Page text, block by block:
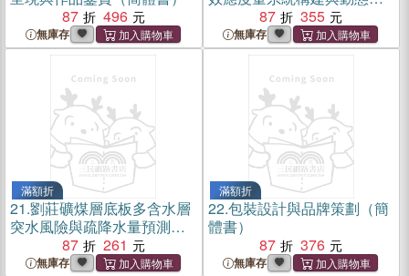
87
496
無庫存
價研究：以京津冀產業協同
發展為背（簡體書）
87 355
無庫存
滿額折
21.劉莊礦煤層底板多含水層
突水風險與疏降水量預測
（簡體書）
87 261
無庫存
滿額折
22.包裝設計與品牌策劃（簡
體書）
87
376
無庫存